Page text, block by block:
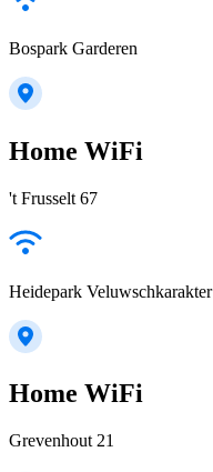
Bospark Garderen
Home WiFi
't Frusselt 67
Heidepark Veluwschkarakter
Home WiFi
Grevenhout 21